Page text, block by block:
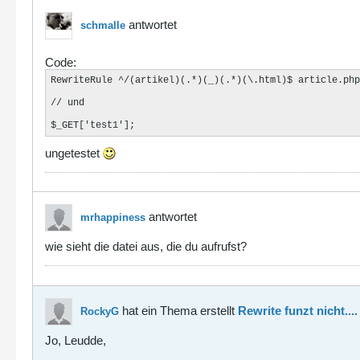
schmalle antwortet
Code:
RewriteRule ^/(artikel)(.*)(_)(.*)(\.html)$
// und
$_GET['test1'];
ungetestet
mrhappiness antwortet
wie sieht die datei aus, die du aufrufst?
RockyG hat ein Thema erstellt Rewrite funzt nicht....
Jo, Leudde,